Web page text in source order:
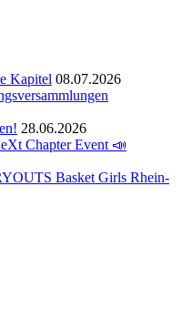
Kapitel 08.07.2026
28.06.2026
Chapter Event 📣
Basket Girls Rhein-